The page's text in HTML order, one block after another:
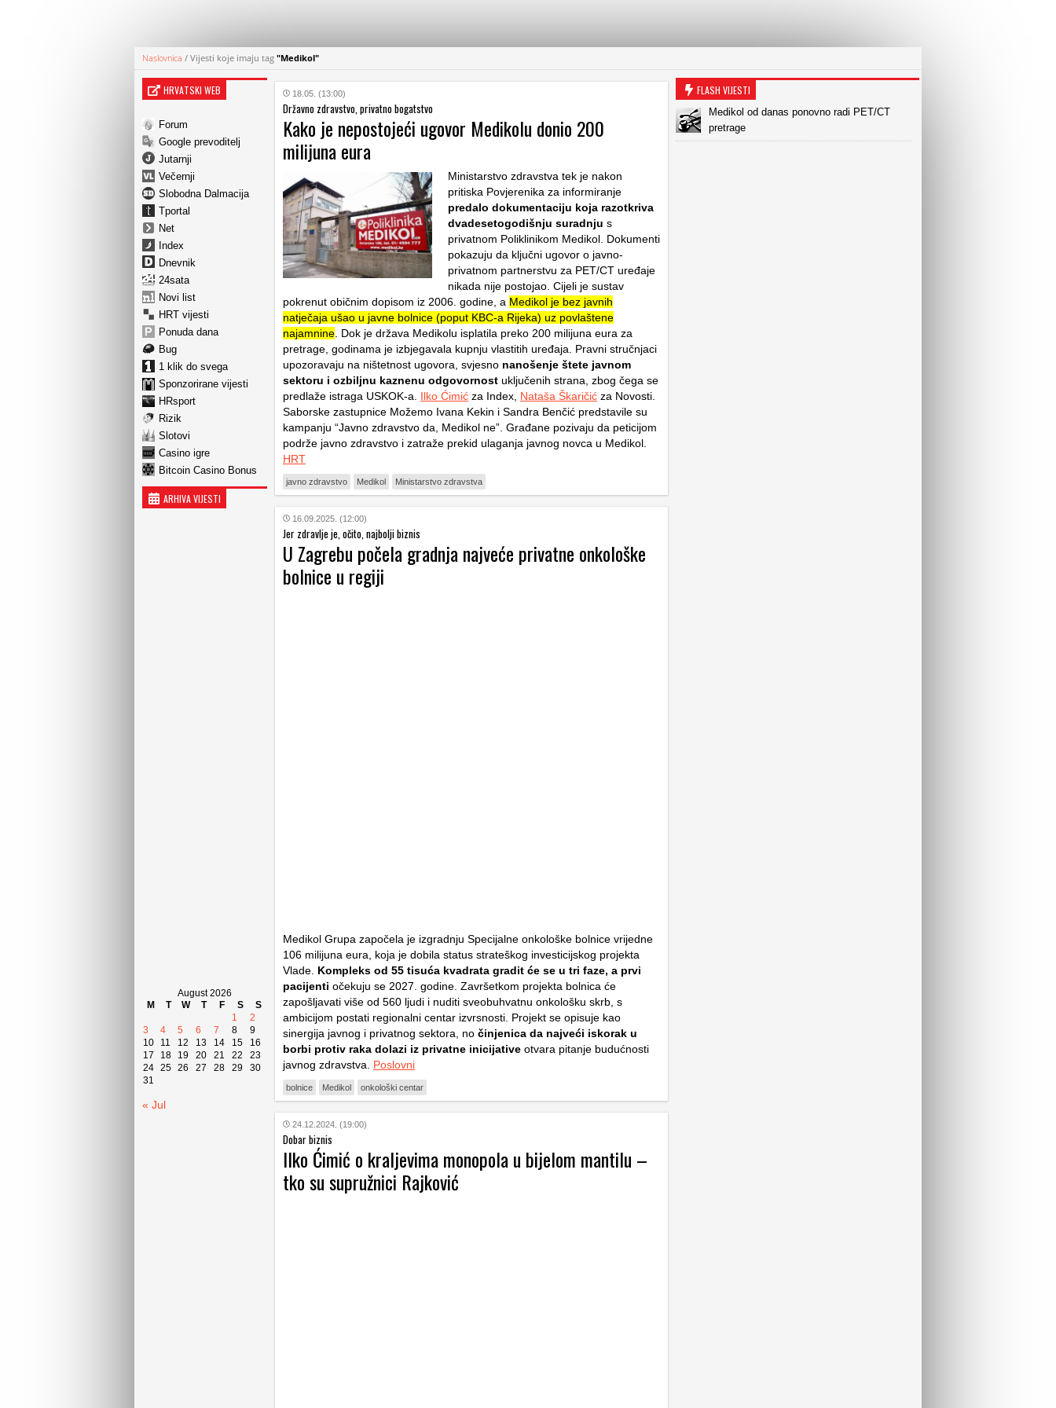
Naslovnica / Vijesti koje imaju tag "Medikol"
HRVATSKI WEB
Forum
Google prevoditelj
Jutarnji
Večernji
Slobodna Dalmacija
Tportal
Net
Index
Dnevnik
24sata
Novi list
HRT vijesti
Ponuda dana
Bug
1 klik do svega
Sponzorirane vijesti
HRsport
Rizik
Slotovi
Casino igre
Bitcoin Casino Bonus
ARHIVA VIJESTI
August 2026
M
T W T F S
S
1
2
3
4 5 6 7 8
9
10
11 12 13 14 15
16
17
18 19 20 21 22
23
24 25 26 27 28 29
30
31
« Jul
18.05. (13:00)
Državno zdravstvo, privatno bogatstvo
Kako je nepostojeći ugovor Medikolu donio 200
milijuna eura
Ministarstvo zdravstva tek je nakon
pritiska Povjerenika za informiranje
predalo dokumentaciju koja razotkriva
dvadesetogodišnju suradnju s
privatnom Poliklinikom Medikol. Dokumenti
pokazuju da ključni ugovor o javno-
privatnom partnerstvu za PET/CT uređaje
nikada nije postojao. Cijeli je sustav
pokrenut običnim dopisom iz 2006. godine, a Medikol je bez javnih
natječaja ušao u javne bolnice (poput KBC-a Rijeka) uz povlaštene
najamnine . Dok je država Medikolu isplatila preko 200 milijuna eura za
pretrage, godinama je izbjegavala kupnju vlastitih uređaja. Pravni stručnjaci
upozoravaju na ništetnost ugovora, svjesno nanošenje štete javnom
sektoru i ozbiljnu kaznenu odgovornost uključenih strana, zbog čega se
predlaže istraga USKOK-a. Ilko Ćimić za Index, Nataša Škaričić za Novosti.
Saborske zastupnice Možemo Ivana Kekin i Sandra Benčić predstavile su
kampanju “Javno zdravstvo da, Medikol ne”. Građane pozivaju da peticijom
podrže javno zdravstvo i zatraže prekid ulaganja javnog novca u Medikol.
HRT
javno zdravstvo Medikol Ministarstvo zdravstva
16.09.2025. (12:00)
Jer zdravlje je, očito, najbolji biznis
U Zagrebu počela gradnja najveće privatne onkološke
bolnice u regiji
Medikol Grupa započela je izgradnju Specijalne onkološke bolnice vrijedne
106 milijuna eura, koja je dobila status strateškog investicijskog projekta
Vlade. Kompleks od 55 tisuća kvadrata gradit će se u tri faze, a prvi
pacijenti očekuju se 2027. godine. Završetkom projekta bolnica će
zapošljavati više od 560 ljudi i nuditi sveobuhvatnu onkološku skrb, s
ambicijom postati regionalni centar izvrsnosti. Projekt se opisuje kao
sinergija javnog i privatnog sektora, no činjenica da najveći iskorak u
borbi protiv raka dolazi iz privatne inicijative otvara pitanje budućnosti
javnog zdravstva. Poslovni
bolnice Medikol onkološki centar
24.12.2024. (19:00)
Dobar biznis
Ilko Ćimić o kraljevima monopola u bijelom mantilu –
tko su supružnici Rajković
FLASH VIJESTI
Medikol od danas ponovno radi PET/CT
pretrage